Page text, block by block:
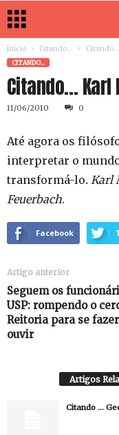
Início Citando...
CITANDO...
Citando… Karl
11/06/2010 0
Até agora os
interpretar o
transformá-lo. Karl
Feuerbach.
Facebook
Artigo anterior
Seguem os
USP: rompendo o
Reitoria para se
ouvir
Artigos
Citando …